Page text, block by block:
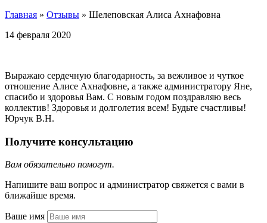
Главная » Отзывы » Шелеповская Алиса Ахнафовна
14 февраля 2020
Выражаю сердечную благодарность, за вежливое и чуткое
отношение Алисе Ахнафовне, а также администратору Яне,
спасибо и здоровья Вам. С новым годом поздравляю весь
коллектив! Здоровья и долголетия всем! Будьте счастливы!
Юрчук В.Н.
Получите консультацию
Вам обязательно помогут.
Напишите ваш вопрос и администратор свяжется с вами в
ближайше время.
Ваше имя